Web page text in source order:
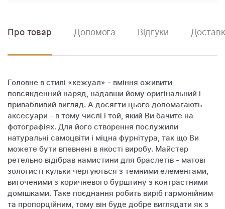
Про товар Допомога Відгуки
Головне в стилі «кежуал» - вміння оживити
повсякденний наряд, надавши йому оригінальний і
привабливий вигляд. А досягти цього допомагають
аксесуари - в тому числі і той, який Ви бачите на
фотографіях. Для його створення послужили
натуральні самоцвіти і міцна фурнітура, так що Ви
можете бути впевнені в якості виробу. Майстер
ретельно відібрав намистини для браслетів - матові
золотисті кульки чергуються з темними елементами,
виточеними з коричневого бурштину з контрастними
домішками. Таке поєднання робить виріб гармонійним
та пропорційним, тому він буде добре виглядати як з